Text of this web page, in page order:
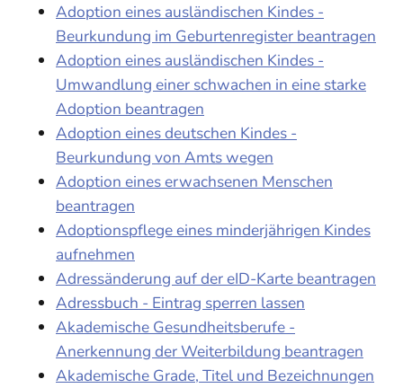
Adoption eines ausländischen Kindes -
Beurkundung im Geburtenregister beantragen
Adoption eines ausländischen Kindes -
Umwandlung einer schwachen in eine starke
Adoption beantragen
Adoption eines deutschen Kindes -
Beurkundung von Amts wegen
Adoption eines erwachsenen Menschen
beantragen
Adoptionspflege eines minderjährigen Kindes
aufnehmen
Adressänderung auf der eID-Karte beantragen
Adressbuch - Eintrag sperren lassen
Akademische Gesundheitsberufe -
Anerkennung der Weiterbildung beantragen
Akademische Grade, Titel und Bezeichnungen